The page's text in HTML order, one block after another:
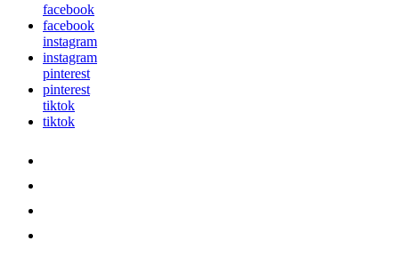
facebook
facebook
instagram
instagram
pinterest
pinterest
tiktok
tiktok